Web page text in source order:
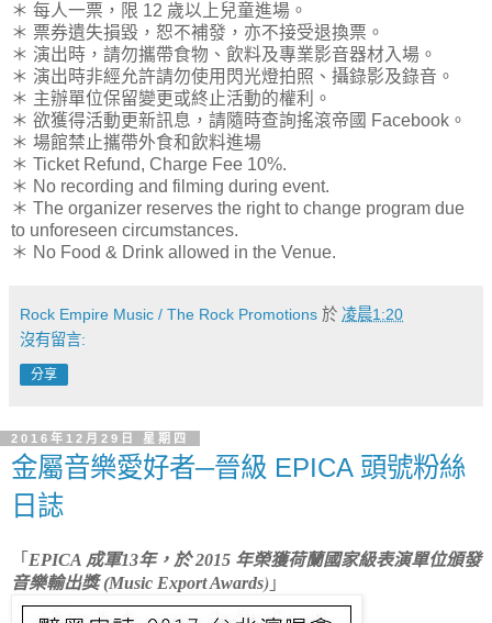
＊ 每人一票，限 12 歲以上兒童進場。
＊ 票券遺失損毀，恕不補發，亦不接受退換票。
＊ 演出時，請勿攜帶食物、飲料及專業影音器材入場。
＊ 演出時非經允許請勿使用閃光燈拍照、攝錄影及錄音。
＊ 主辦單位保留變更或終止活動的權利。
＊ 欲獲得活動更新訊息，請隨時查詢搖滾帝國 Facebook。
＊ 場館禁止攜帶外食和飲料進場
＊ Ticket Refund, Charge Fee 10%.
＊ No recording and filming during event.
＊ The organizer reserves the right to change program due
to unforeseen circumstances.
＊ No Food & Drink allowed in the Venue.
Rock Empire Music / The Rock Promotions 於 凌晨1:20
沒有留言:
分享
2016年12月29日 星期四
金屬音樂愛好者─晉級 EPICA 頭號粉絲
日誌
「 EPICA 成軍13年，於 2015 年榮獲荷蘭國家級表演單位頒發
音樂輸出獎 (Music Export Awards) 」